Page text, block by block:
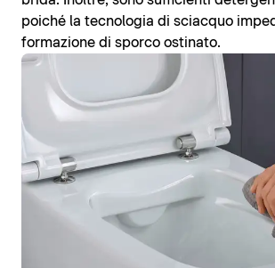
poiché la tecnologia di sciacquo
formazione di sporco ostinato.